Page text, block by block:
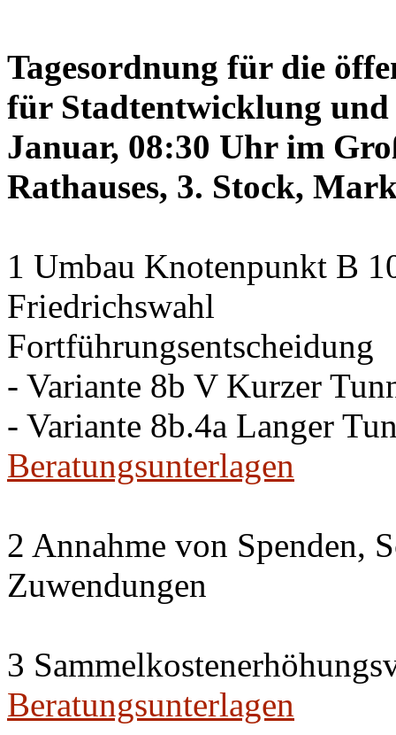
Tagesordnung für die
für Stadtentwicklung und
Januar, 08:30 Uhr im
Rathauses, 3. Stock,
1 Umbau Knotenpunkt B
Friedrichswahl
Fortführungsentscheidung
- Variante 8b V Kurzer
- Variante 8b.4a Langer
Beratungsunterlagen
2 Annahme von Spenden,
Zuwendungen
3
Beratungsunterlagen